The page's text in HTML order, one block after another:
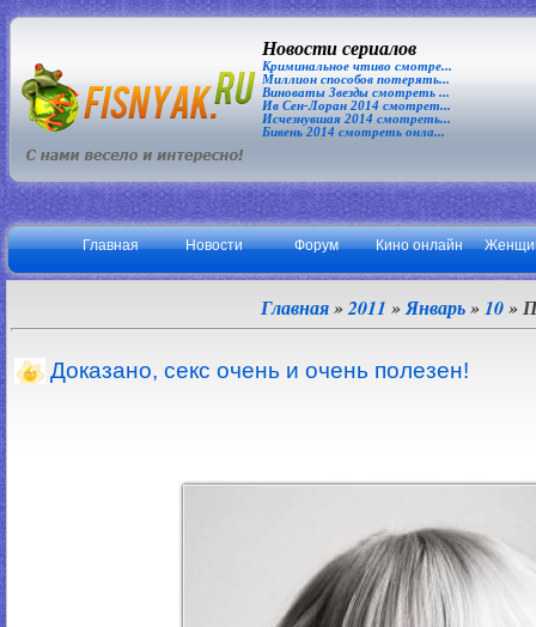
Новости сериалов
Криминальное чтиво смотре...
Миллион способов потерять...
Виноваты Звезды смотреть ...
Ив Сен-Лоран 2014 смотрет...
Исчезнувшая 2014 смотреть...
Бивень 2014 смотреть онла...
Главная Новости Форум Кино онлайн
Главная»2011 » Январь » 10»
Доказано, секс очень и очень полезен!